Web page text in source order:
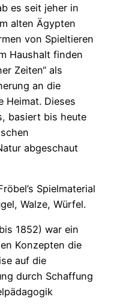
es seit jeher in
alten Ägypten
von Spieltieren
Haushalt finden
Zeiten“ als
an die
Heimat. Dieses
basiert bis heute
abgeschaut
Spielmaterial
Walze, Würfel.
1852) war ein
Konzepten die
auf die
durch Schaffung